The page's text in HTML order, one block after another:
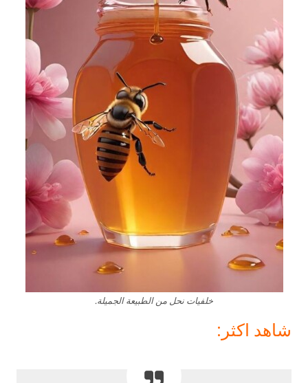
خلفيات نحل من الطبيعة الجميلة.
شاهد اكثر: